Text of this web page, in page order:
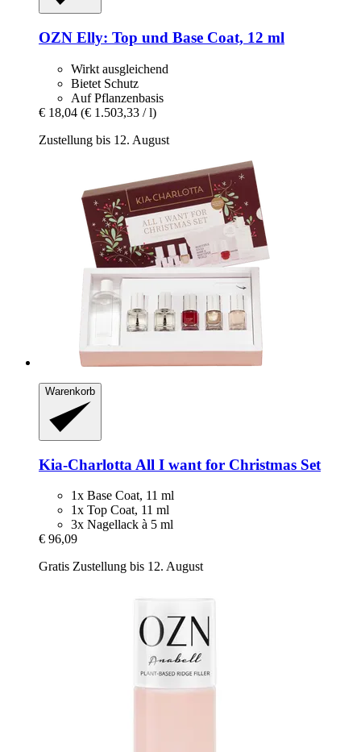
OZN Elly: Top und Base Coat, 12 ml
Wirkt ausgleichend
Bietet Schutz
Auf Pflanzenbasis
€ 18,04 (€ 1.503,33 / l)
Zustellung bis 12. August
Warenkorb
Kia-Charlotta All I want for Christmas Set
1x Base Coat, 11 ml
1x Top Coat, 11 ml
3x Nagellack à 5 ml
€ 96,09
Gratis Zustellung bis 12. August